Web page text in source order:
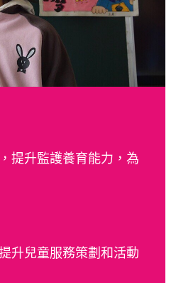
提升監護養育能力，為
升兒童服務策劃和活動